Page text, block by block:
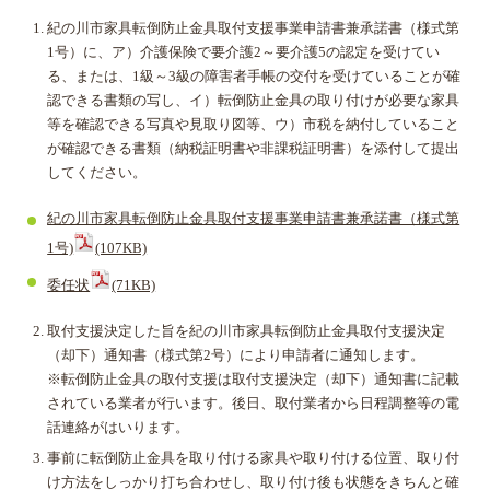
紀の川市家具転倒防止金具取付支援事業申請書兼承諾書（様式第
1号）に、ア）介護保険で要介護2～要介護5の認定を受けてい
る、または、1級～3級の障害者手帳の交付を受けていることが確
認できる書類の写し、イ）転倒防止金具の取り付けが必要な家具
等を確認できる写真や見取り図等、ウ）市税を納付していること
が確認できる書類（納税証明書や非課税証明書）を添付して提出
してください。
紀の川市家具転倒防止金具取付支援事業申請書兼承諾書（様式第
1号)
(107KB)
委任状 (71KB)
取付支援決定した旨を紀の川市家具転倒防止金具取付支援決定
（却下）通知書（様式第2号）により申請者に通知します。
※転倒防止金具の取付支援は取付支援決定（却下）通知書に記載
されている業者が行います。後日、取付業者から日程調整等の電
話連絡がはいります。
事前に転倒防止金具を取り付ける家具や取り付ける位置、取り付
け方法をしっかり打ち合わせし、取り付け後も状態をきちんと確